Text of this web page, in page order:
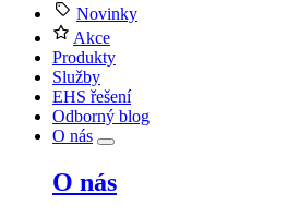
Novinky
Akce
Produkty
Služby
EHS řešení
Odborný blog
O nás
O nás